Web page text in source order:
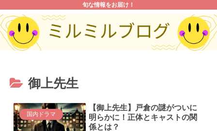
旬な情報をお届け！
御上先生
国内ドラマ
【御上先生】戸倉の謎がついに
明らかに！正体とキャストの関
係とは？